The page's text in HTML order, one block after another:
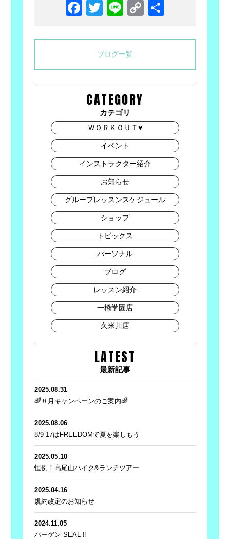
Facebook
Twitter
LineCopy
ブログ一覧
CATEGORY
カテゴリ
ＷＯＲＫＯＵＴ♥
イベント
インストラクター紹介
お知らせ
グループレッスンスケジュール
ショップ
トピックス
パーソナル
ブログ
レッスン紹介
一橋学園店
久米川店
LATEST
最新記事
2025.08.31
🌈８月キャンペーンのご案内🌈
2025.08.06
8/9-17はFREEDOMで夏を楽しもう
2025.05.10
恒例！高尾山ハイク&ランチツアー
2025.04.16
規約改定のお知らせ
2024.11.05
バーゲン SEAL ‼